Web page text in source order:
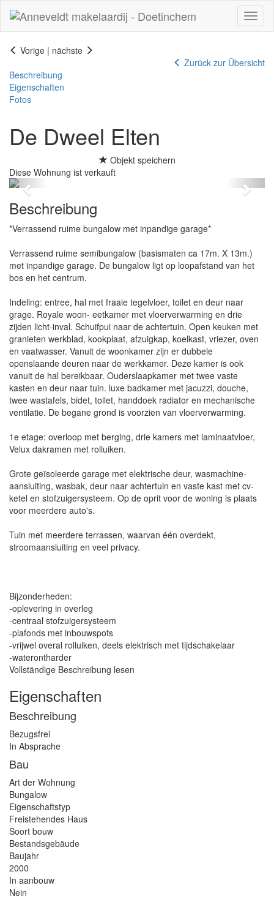
Vorige | nächste
Zurück zur Übersicht
Beschreibung
Eigenschaften
Fotos
De Dweel Elten
Objekt speichern
Diese Wohnung ist verkauft
Previous Next
Beschreibung
*Verrassend ruime bungalow met inpandige garage*
Verrassend ruime semibungalow (basismaten ca 17m. X 13m.)
met inpandige garage. De bungalow ligt op loopafstand van het
bos en het centrum.
Indeling: entree, hal met fraaie tegelvloer, toilet en deur naar
grage. Royale woon- eetkamer met vloerverwarming en drie
zijden licht-inval. Schuifpui naar de achtertuin. Open keuken met
granieten werkblad, kookplaat, afzuigkap, koelkast, vriezer, oven
en vaatwasser. Vanuit de woonkamer zijn er dubbele
openslaande deuren naar de werkkamer. Deze kamer is ook
vanuit de hal bereikbaar. Ouderslaapkamer met twee vaste
kasten en deur naar tuin. luxe badkamer met jacuzzi, douche,
twee wastafels, bidet, toilet, handdoek radiator en mechanische
ventilatie. De begane grond is voorzien van vloerverwarming.
1e etage: overloop met berging, drie kamers met laminaatvloer,
Velux dakramen met rolluiken.
Grote geïsoleerde garage met elektrische deur, wasmachine-
aansluiting, wasbak, deur naar achtertuin en vaste kast met cv-
ketel en stofzuigersysteem. Op de oprit voor de woning is plaats
voor meerdere auto's.
Tuin met meerdere terrassen, waarvan één overdekt,
stroomaansluiting en veel privacy.
Bijzonderheden:
-oplevering in overleg
-centraal stofzuigersysteem
-plafonds met inbouwspots
-vrijwel overal rolluiken, deels elektrisch met tijdschakelaar
-waterontharder
Vollständige Beschreibung lesen
Eigenschaften
Beschreibung
Bezugsfrei
In Absprache
Bau
Art der Wohnung
Bungalow
Eigenschaftstyp
Freistehendes Haus
Soort bouw
Bestandsgebäude
Baujahr
2000
In aanbouw
Nein